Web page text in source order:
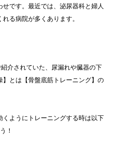
です。最近では、泌尿器科と婦人
る病院が多くあります。
介されていた、尿漏れや臓器の下
とは【骨盤底筋トレーニング】の
ようにトレーニングする時は以下
！